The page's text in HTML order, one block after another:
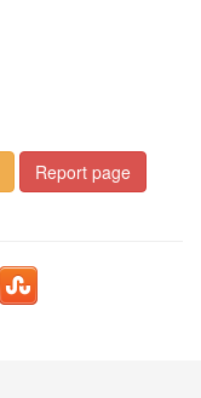
Report page